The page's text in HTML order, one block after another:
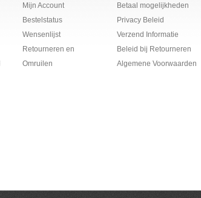
Mijn Account
Bestelstatus
Wensenlijst
Retourneren en
Omruilen
Betaal mogelijkheden
Privacy Beleid
Verzend Informatie
Beleid bij Retourneren
Algemene Voorwaarden